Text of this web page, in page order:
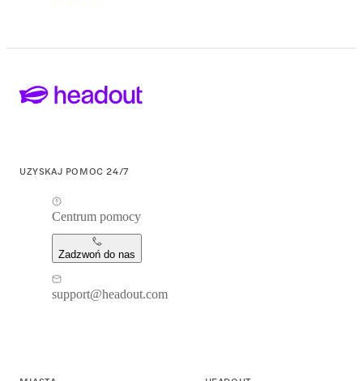
UZYSKAJ POMOC 24/7
Centrum pomocy
Zadzwoń do nas
support@headout.com